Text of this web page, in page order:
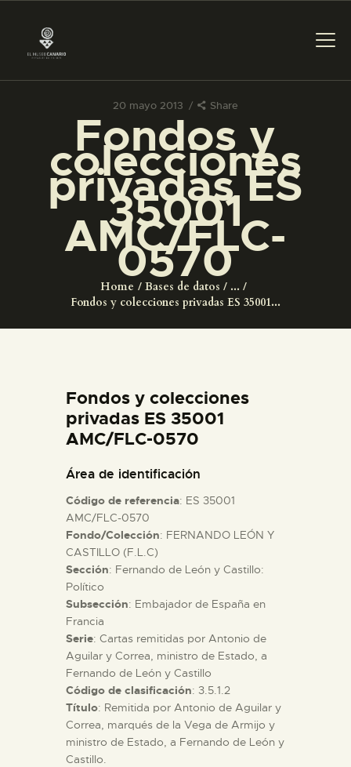
20 mayo 2013 Share
Fondos y
colecciones
privadas ES
35001
AMC/FLC-
0570
Home Bases de datos
...
Fondos y colecciones privadas ES 35001...
PREPARAR LA VISITA
ACTIVIDADES
█
EL MUSEO
ESPAÑOL
ACTIVIDADES
█
EL MUSEO
COLECCIONES
DIDÁCTICA
ESPAÑOL
Fondos y colecciones
privadas ES 35001
AMC/FLC-0570
Área de identificación
Código de referencia: ES 35001
AMC/FLC-0570
Fondo/Colección: FERNANDO LEÓN Y
CASTILLO (F.L.C)
Sección: Fernando de León y Castillo:
Político
Subsección: Embajador de España en
Francia
Serie: Cartas remitidas por Antonio de
Aguilar y Correa, ministro de Estado, a
Fernando de León y Castillo
Código de clasificación: 3.5.1.2
Título: Remitida por Antonio de Aguilar y
Correa, marqués de la Vega de Armijo y
ministro de Estado, a Fernando de León y
Castillo.